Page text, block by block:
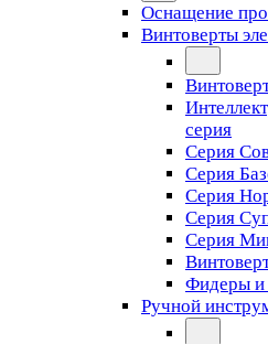
Оснащение
Винтоверты
серия
Серия
Серия
Серия
Серия
Серия
Фидеры и
Ручной